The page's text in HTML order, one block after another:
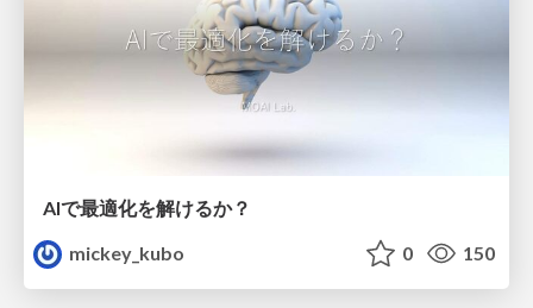
AIで最適化を解けるか？
mickey_kubo
0 150